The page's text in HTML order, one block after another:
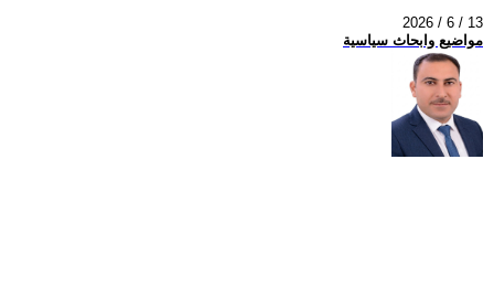
2026 / 6 / 13
مواضيع وابحاث سياسية